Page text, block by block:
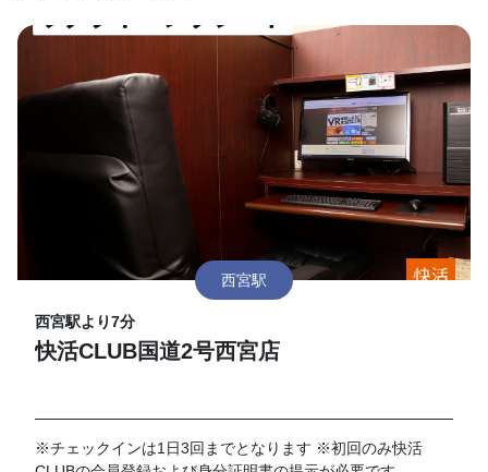
西宮駅
西宮駅より7分
快活CLUB国道2号西宮店
※チェックインは1日3回までとなります ※初回のみ快活